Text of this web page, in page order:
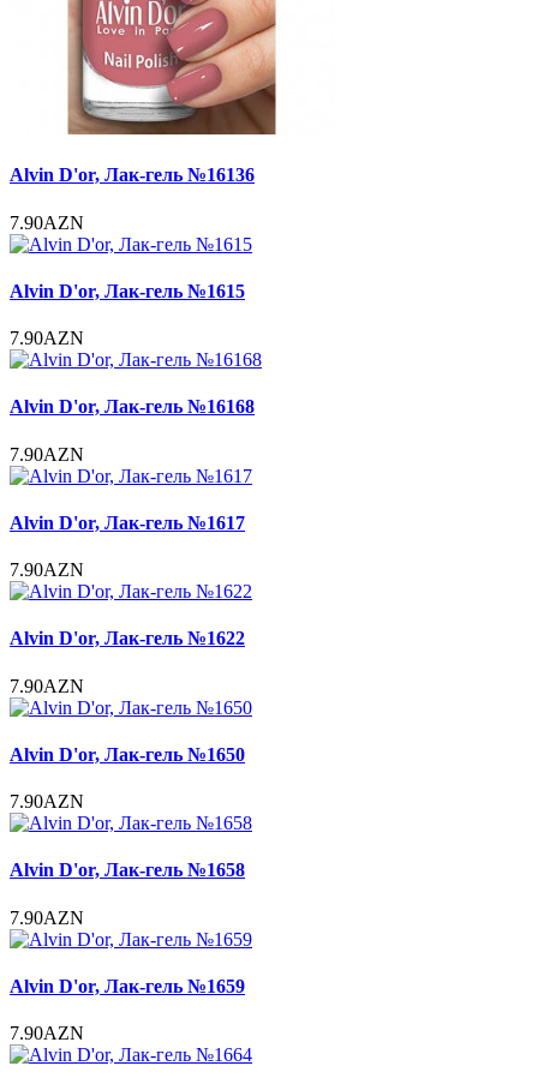
Alvin D'or, Лак-гель №16136
7.90AZN
Alvin D'or, Лак-гель №1615
7.90AZN
Alvin D'or, Лак-гель №16168
7.90AZN
Alvin D'or, Лак-гель №1617
7.90AZN
Alvin D'or, Лак-гель №1622
7.90AZN
Alvin D'or, Лак-гель №1650
7.90AZN
Alvin D'or, Лак-гель №1658
7.90AZN
Alvin D'or, Лак-гель №1659
7.90AZN